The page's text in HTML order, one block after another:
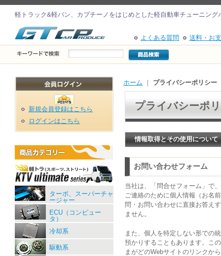
軽トラック&軽バン、カプチーノをはじめとした軽自動車チューニング
よくある質問 送料・お
新規会員登録はこちら
ログインはこちら
ターボ、スーパーチャ
ージャー
ECU（コンピュー
タ）
冷却系
駆動系
ホーム ｜ プライバシーポリシー
プライバシーポ
情報取得とその使用について
お問い合わせフォーム
当社は、「問合せフォーム」で
ご連絡のために個人情報（お名
問・お問い合わせに直接お答え
ません。
また、個人を特定しない形での
預かりすることもあります。こ
まがどのWebサイトのリンクか